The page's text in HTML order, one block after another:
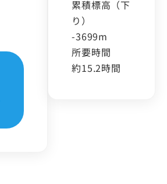
累積標高（下
り）
-3699m
所要時間
約15.2時間